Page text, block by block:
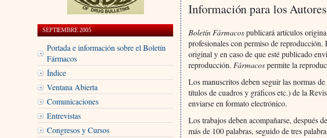
SEPTIEMBRE 2005
Portada e información sobre el Boletín
Fármacos
Índice
Ventana Abierta
Comunicaciones
Entrevistas
Congresos y Cursos
Información para los Autores
Boletín Fármacospublicará artículos
profesionales con permiso de
original y en caso de que esté publicado
reproducción. Fármacospermite la
Los manuscritos deben seguir las normas
títulos de cuadros y gráficos etc.) de la
enviarse en formato electrónico.
Los trabajos deben acompañarse, después
más de 100 palabras, seguido de tres